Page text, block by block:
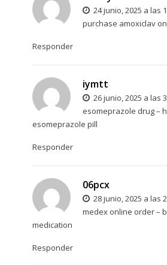
24 junio, 2025 a las
purchase amoxiclav
Responder
iymtt
26 junio, 2025 a las
esomeprazole drug –
esomeprazole pill
Responder
06pcx
28 junio, 2025 a las
medex online order –
medication
Responder